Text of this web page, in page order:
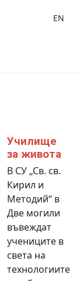
EN
Училище
за живота
В СУ „Св. св.
Кирил и
Методий“ в
Две могили
въвеждат
учениците в
света на
технологиите